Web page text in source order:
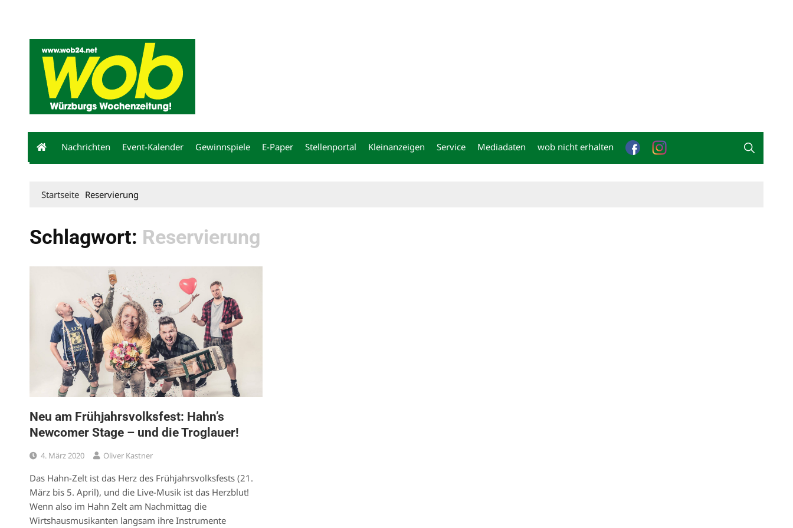
Nachrichten Event-Kalender Gewinnspiele E-Paper Stellenportal Kleinanzeigen Service Mediadaten wob nicht erhalten
Startseite Reservierung
Schlagwort: Reservierung
Neu am Frühjahrsvolksfest: Hahn’s
Newcomer Stage – und die Troglauer!
4. März 2020 Oliver Kastner
Das Hahn-Zelt ist das Herz des Frühjahrsvolksfests (21.
März bis 5. April), und die Live-Musik ist das Herzblut!
Wenn also im Hahn Zelt am Nachmittag die
Wirtshausmusikanten langsam ihre Instrumente